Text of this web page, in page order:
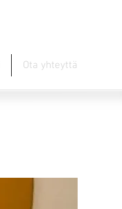
Ota yhteyttä